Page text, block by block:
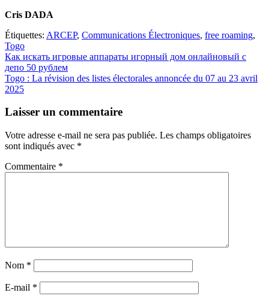
Cris DADA
Étiquettes: ARCEP, Communications Électroniques, free roaming,
Togo
Navigation
de
l’article
Как искать игровые аппараты игорный дом онлайновый с
депо 50 рублем
Togo : La révision des listes électorales annoncée du 07 au 23 avril
2025
Laisser un commentaire
Votre adresse e-mail ne sera pas publiée. Les champs obligatoires
sont indiqués avec *
Commentaire *
Nom *
E-mail *